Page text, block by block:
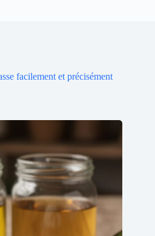
facilement et précisément